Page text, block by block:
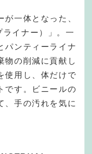
一体となった、
イナー）」。一
パンティーライナ
物の削減に貢献し
使用し、体だけで
です。ビニールの
、手の汚れを気に